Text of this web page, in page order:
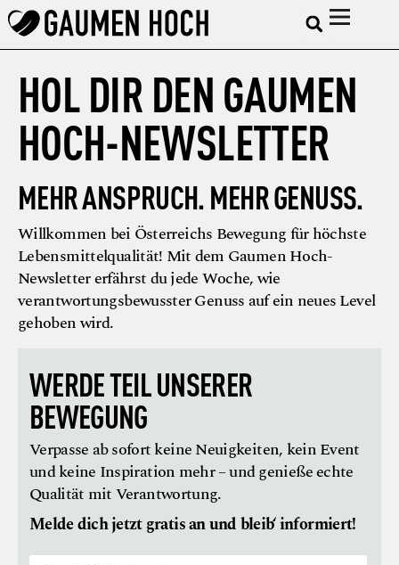
HOL DIR DEN GAUMEN
HOCH-NEWSLETTER
MEHR ANSPRUCH. MEHR GENUSS.
Willkommen bei Österreichs Bewegung für höchste
Lebensmittelqualität! Mit dem Gaumen Hoch-
Newsletter erfährst du jede Woche, wie
verantwortungsbewusster Genuss auf ein neues Level
gehoben wird.
WERDE TEIL UNSERER
BEWEGUNG
Verpasse ab sofort keine Neuigkeiten, kein Event
und keine Inspiration mehr – und genieße echte
Qualität mit Verantwortung.
Melde dich jetzt gratis an und bleib‘ informiert!